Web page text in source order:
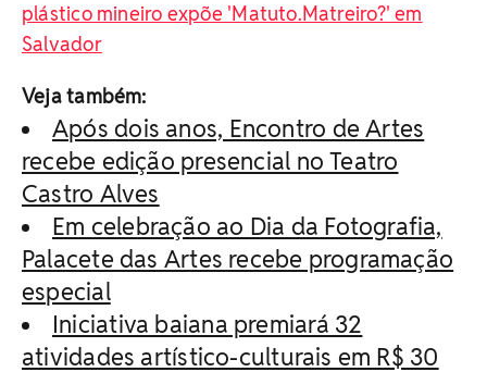
plástico mineiro expõe 'Matuto.Matreiro?' em
Salvador
Veja também:
Após dois anos, Encontro de Artes
recebe edição presencial no Teatro
Castro Alves
Em celebração ao Dia da Fotografia,
Palacete das Artes recebe programação
especial
Iniciativa baiana premiará 32
atividades artístico-culturais em R$ 30